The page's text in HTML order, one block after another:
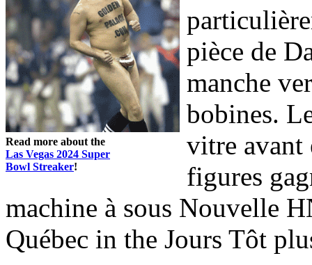
Read more about the
Las Vegas 2024 Super
Bowl Streaker!
pièce de
manche
bobines.
vitre avant
figures
machine à sous Nouvelle
Québec in the Jours Tôt